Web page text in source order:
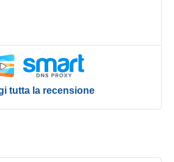
tutta la recensione